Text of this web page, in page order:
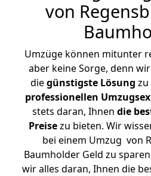
von
Umzüge können mitunter
aber keine Sorge, denn
diegünstigste Lösung zu
professionellen
stets daran, Ihnen die
Preisezu bieten. Wir
bei einem Umzug von
Baumholder Geld zu
wir alles daran, Ihnen die